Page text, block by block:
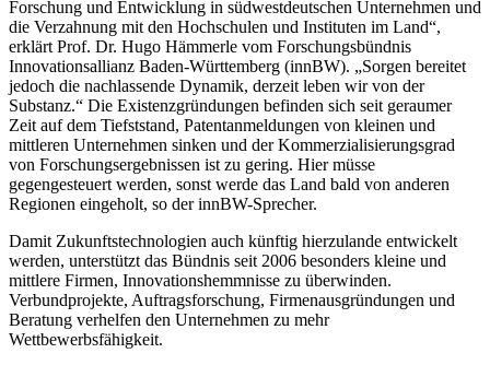
Forschung und Entwicklung in südwestdeutschen Unternehmen und
die Verzahnung mit den Hochschulen und Instituten im Land“,
erklärt Prof. Dr. Hugo Hämmerle vom Forschungsbündnis
Innovationsallianz Baden-Württemberg (innBW). „Sorgen bereitet
jedoch die nachlassende Dynamik, derzeit leben wir von der
Substanz.“ Die Existenzgründungen befinden sich seit geraumer
Zeit auf dem Tiefststand, Patentanmeldungen von kleinen und
mittleren Unternehmen sinken und der Kommerzialisierungsgrad
von Forschungsergebnissen ist zu gering. Hier müsse
gegengesteuert werden, sonst werde das Land bald von anderen
Regionen eingeholt, so der innBW-Sprecher.
Damit Zukunftstechnologien auch künftig hierzulande entwickelt
werden, unterstützt das Bündnis seit 2006 besonders kleine und
mittlere Firmen, Innovationshemmnisse zu überwinden.
Verbundprojekte, Auftragsforschung, Firmenausgründungen und
Beratung verhelfen den Unternehmen zu mehr
Wettbewerbsfähigkeit.